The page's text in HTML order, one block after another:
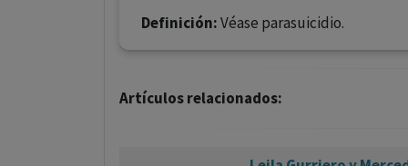
Definición:Véase parasuicidio.
Artículos relacionados: